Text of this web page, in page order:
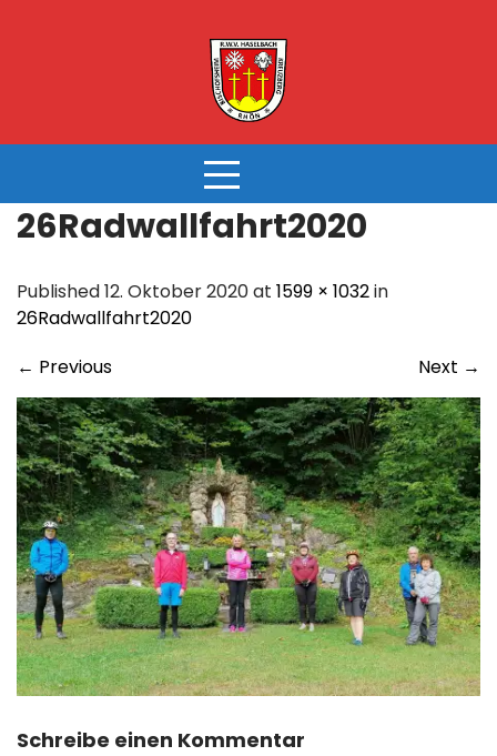
26Radwallfahrt2020
Published 12. Oktober 2020 at 1599 × 1032in
26Radwallfahrt2020
← Previous Next →
Schreibe einen Kommentar